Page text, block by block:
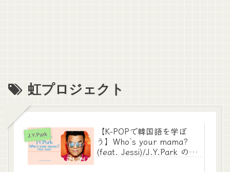
虹プロジェクト
J.Y.Park
【K-POPで韓国語を学ぼ
う】Who’s your mama?
(feat. Jessi)/J.Y.Park のカ